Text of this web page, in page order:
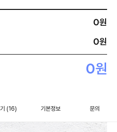
0원
0원
0원
(16) 기본정보 문의